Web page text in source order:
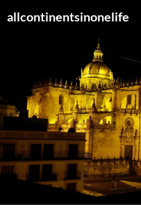
Inhalt
allcontinentsinonelife